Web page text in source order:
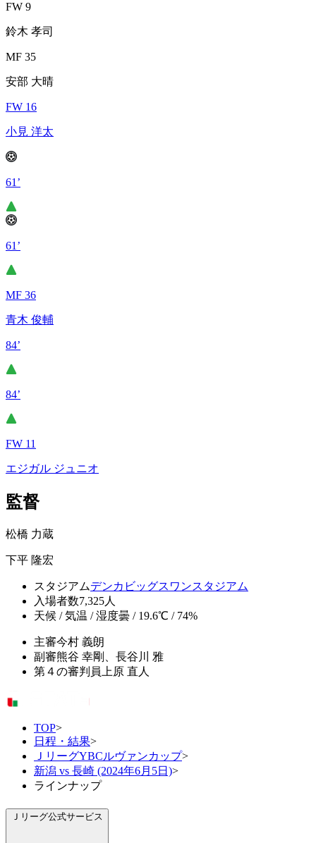
FW 9
鈴木 孝司
MF 35
安部 大晴
FW 16
小見 洋太
61’
61’
MF 36
青木 俊輔
84’
84’
FW 11
エジガル ジュニオ
監督
松橋 力蔵
下平 隆宏
スタジアムデンカビッグスワンスタジアム
入場者数7,325人
天候 / 気温 / 湿度曇 / 19.6℃ / 74%
主審今村 義朗
副審熊谷 幸剛、長谷川 雅
第４の審判員 上原 直人
TOP>
日程・結果>
ＪリーグYBCルヴァンカップ>
新潟 vs 長崎 (2024年6月5日)>
ラインナップ
Ｊリーグ公式サービス